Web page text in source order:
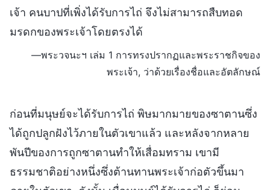
เจ้า คนบาปที่เพิ่งได้รับการไถ่ จึงไม่สามารถสืบทอด
มรดกของพระเจ้าโดยตรงได้
—พระวจนะฯ เล่ม 1 การทรงปรากฏและพระราชกิจของ
พระเจ้า, ว่าด้วยเรื่องชื่อและอัตลักษณ์
ก่อนที่มนุษย์จะได้รับการไถ่ พิษมากมายของซาตานซึ่ง
ได้ถูกปลูกฝังไว้ภายในตัวเขาแล้ว และหลังจากหลาย
พันปีของการถูกซาตานทำให้เสื่อมทราม เขามี
ธรรมชาติอย่างหนึ่งซึ่งต้านทานพระเจ้าก่อตัวขึ้นมา